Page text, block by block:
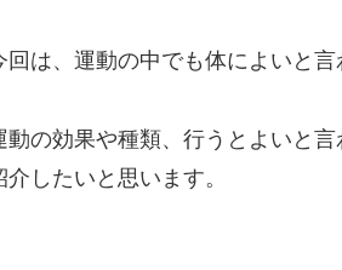
回は、運動の中でも体によいと
動の効果や種類、行うとよいと
したいと思います。